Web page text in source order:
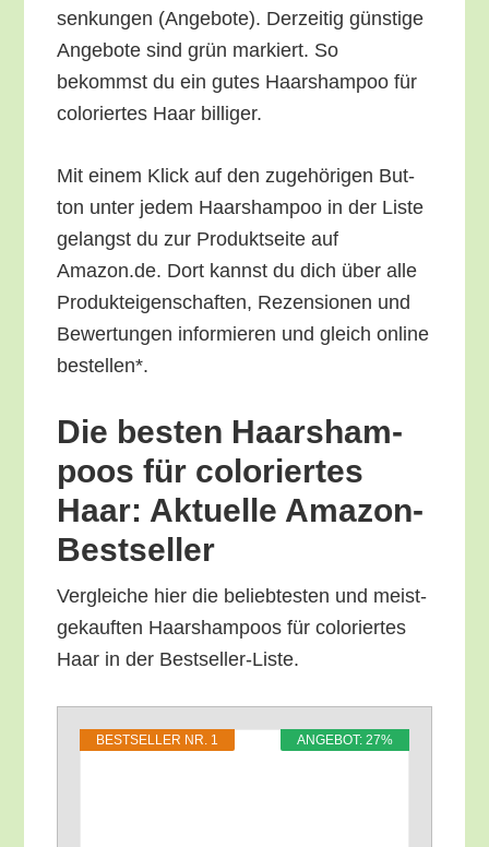
sen­kun­gen (Ange­bo­te). Der­zei­tig güns­ti­ge
Ange­bo­te sind grün mar­kiert. So
bekommst du ein gutes Haar­sham­poo für
colo­rier­tes Haar billiger.
Mit einem Klick auf den zuge­hö­ri­gen But­
ton unter jedem Haar­sham­poo in der Lis­te
gelangst du zur Pro­dukt­sei­te auf
Amazon.de. Dort kannst du dich über alle
Pro­duk­tei­gen­schaf­ten, Rezen­sio­nen und
Bewer­tun­gen infor­mie­ren und gleich online
bestellen*.
Die bes­ten Haar­sham­
poos für colo­rier­tes
Haar: Aktu­el­le Amazon-
Bestseller
Ver­glei­che hier die belieb­tes­ten und meist­
ge­kauf­ten Haar­sham­poos für colo­rier­tes
Haar in der Bestseller-Liste.
ANGE­BOT: 27%
BEST­SEL­LER NR. 1